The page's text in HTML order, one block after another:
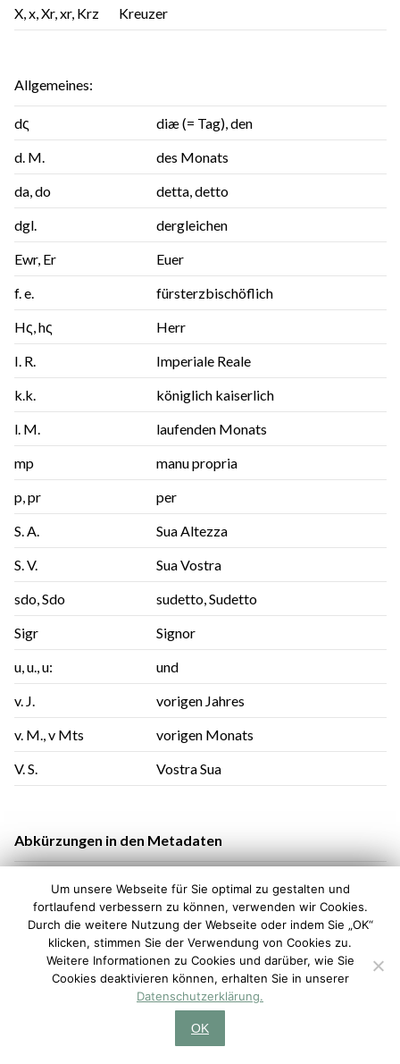
X, x, Xr, xr, Krz
Kreuzer
Allgemeines:
dς
diæ (= Tag), den
d. M.
des Monats
da, do
detta, detto
dgl.
dergleichen
Ewr, Er
Euer
f. e.
fürsterzbischöflich
Hς, hς
Herr
I. R.
Imperiale Reale
k.k.
königlich kaiserlich
l. M.
laufenden Monats
mp
manu propria
p, pr
per
S. A.
Sua Altezza
S. V.
Sua Vostra
sdo, Sdo
sudetto, Sudetto
Sigr
Signor
u, u., u:
und
v. J.
vorigen Jahres
v. M., v Mts
vorigen Monats
V. S.
Vostra Sua
Abkürzungen in den Metadaten
ante, vor
ca., um
decade, Dekade
flourished, tätig; Ersterwähnung
Um unsere Webseite für Sie optimal zu gestalten und
fortlaufend verbessern zu können, verwenden wir Cookies.
Durch die weitere Nutzung der Webseite oder indem Sie „OK“
klicken, stimmen Sie der Verwendung von Cookies zu.
Weitere Informationen zu Cookies und darüber, wie Sie
Cookies deaktivieren können, erhalten Sie in unserer
Datenschutzerklärung.
OK